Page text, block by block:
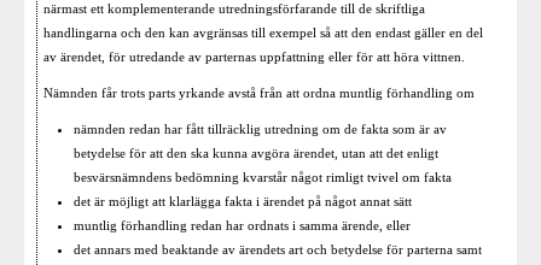
närmast ett komplementerande utredningsförfarande till de skriftliga
handlingarna och den kan avgränsas till exempel så att den endast gäller en del
av ärendet, för utredande av parternas uppfattning eller för att höra vittnen.
Nämnden får trots parts yrkande avstå från att ordna muntlig förhandling om
nämnden redan har fått tillräcklig utredning om de fakta som är av
betydelse för att den ska kunna avgöra ärendet, utan att det enligt
besvärsnämndens bedömning kvarstår något rimligt tvivel om fakta
det är möjligt att klarlägga fakta i ärendet på något annat sätt
muntlig förhandling redan har ordnats i samma ärende, eller
det annars med beaktande av ärendets art och betydelse för parterna samt